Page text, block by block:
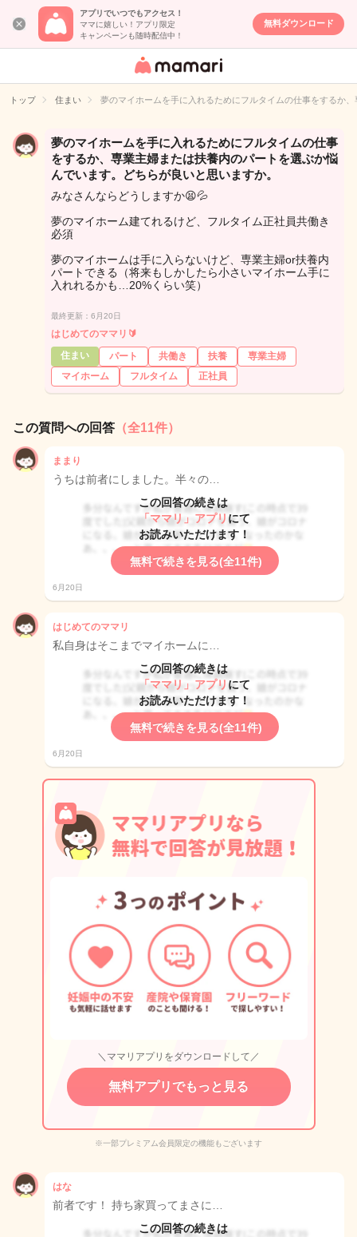
アプリでいつでもアクセス！
ママに嬉しい！アプリ限定
キャンペーンも随時配信中！
無料ダウンロード
女性専用匿名QA
イト
トップ 住まい 夢のマイホームを手に入れるためにフルタイムの仕事をするか
夢のマイホームを手に入れるためにフルタイムの仕事
をするか、専業主婦または扶養内のパートを選ぶか悩
んでいます。どちらが良いと思いますか。
みなさんならどうしますか😫💦
夢のマイホーム建てれるけど、フルタイム正社員共働き
必須
夢のマイホームは手に入らないけど、専業主婦or扶養内
パートできる（将来もしかしたら小さいマイホーム手に
入れれるかも…20%くらい笑）
最終更新：6月20日
はじめてのママリ🔰
住まい
パート 共働き 扶養
専業主婦
マイホーム
フルタイム 正社員
この質問への回答 （全11件）
ままり
うちは前者にしました。半々の…
この回答の続きは
「ママリ」アプリ にて
お読みいただけます！
無料で続きを見る(全11件)
6月20日
はじめてのママリ
私自身はそこまでマイホームに…
この回答の続きは
「ママリ」アプリ にて
お読みいただけます！
無料で続きを見る(全11件)
6月20日
＼ママリアプリをダウンロードして／
無料アプリでもっと見る
※一部プレミアム会員限定の機能もございます
はな
前者です！ 持ち家買ってまさに…
この回答の続きは